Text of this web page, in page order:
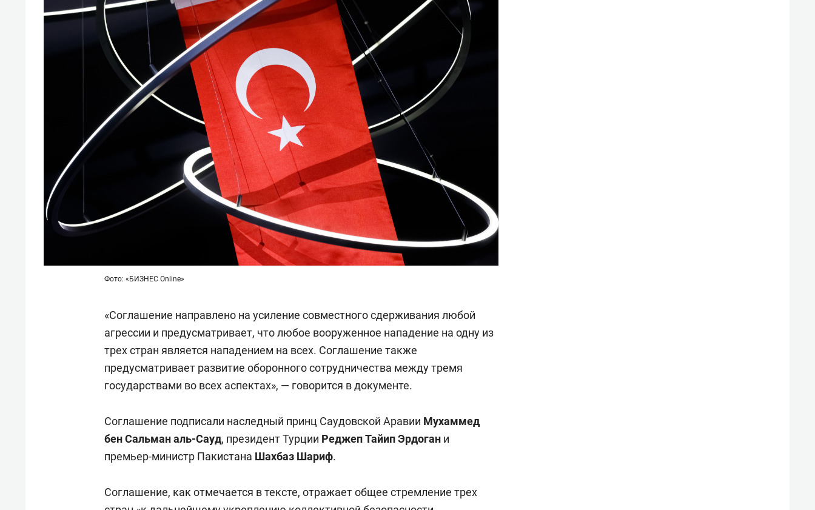
Фото: «БИЗНЕС Online»
«Соглашение направлено на усиление совместного сдерживания любой
агрессии и предусматривает, что любое вооруженное нападение на одну из
трех стран является нападением на всех. Соглашение также
предусматривает развитие оборонного сотрудничества между тремя
государствами во всех аспектах», — говорится в документе.
Соглашение подписали наследный принц Саудовской Аравии Мухаммед
бен Сальман аль-Сауд, президент Турции РеджепТайип Эрдоган и
премьер-министр Пакистана Шахбаз Шариф.
Соглашение, как отмечается в тексте, отражает общее стремление трех